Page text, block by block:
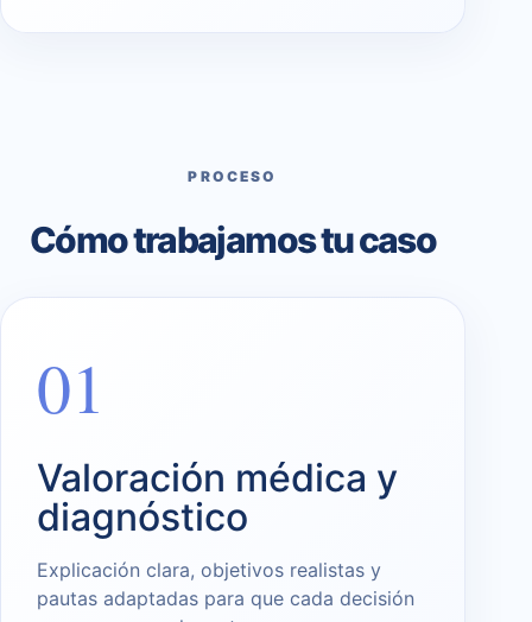
PROCESO
Cómo trabajamos tu caso
01
Valoración médica y
diagnóstico
Explicación clara, objetivos realistas y
pautas adaptadas para que cada decisión